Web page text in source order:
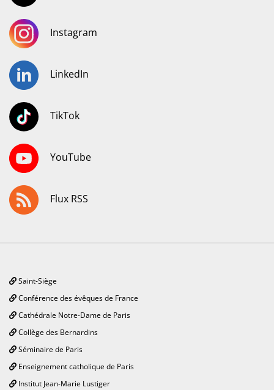
Instagram
LinkedIn
TikTok
YouTube
Flux RSS
Saint-Siège
Conférence des évêques de France
Cathédrale Notre-Dame de Paris
Collège des Bernardins
Séminaire de Paris
Enseignement catholique de Paris
Institut Jean-Marie Lustiger